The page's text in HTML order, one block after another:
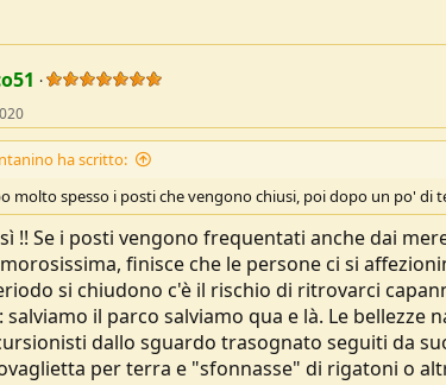
ha scritto:
molto spesso i posti che vengono chiusi, poi dopo un po' di
!! Se i posti vengono frequentati anche dai
finisce che le persone ci si
si chiudono c'è il rischio di ritrovarci
il parco salviamo qua e là. Le bellezze
dallo sguardo trasognato seguiti da
per terra e "sfonnasse" di rigatoni o